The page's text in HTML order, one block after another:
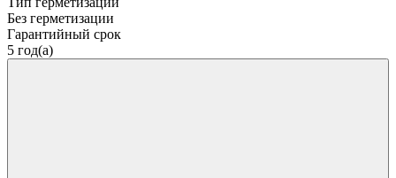
Без герметизации
Гарантийный срок
5 год(а)